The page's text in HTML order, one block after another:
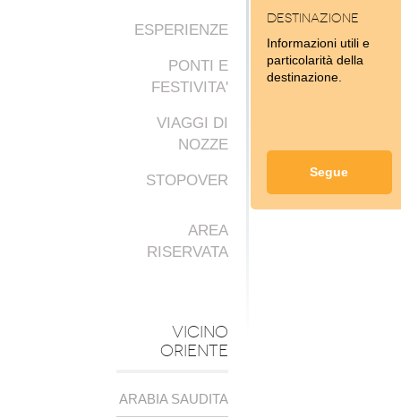
ESPERIENZE
PONTI E
FESTIVITA'
VIAGGI DI
NOZZE
STOPOVER
AREA
RISERVATA
VICINO
ORIENTE
ARABIA SAUDITA
Destinazione
Informazioni utili e
particolarità della
destinazione.
Segue